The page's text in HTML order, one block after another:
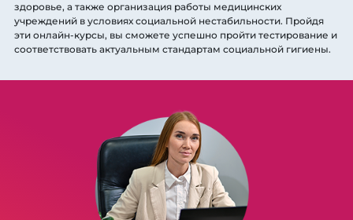
здоровье, а также организация работы медицинских
учреждений в условиях социальной нестабильности. Пройдя
эти онлайн-курсы, вы сможете успешно пройти тестирование и
соответствовать актуальным стандартам социальной гигиены.